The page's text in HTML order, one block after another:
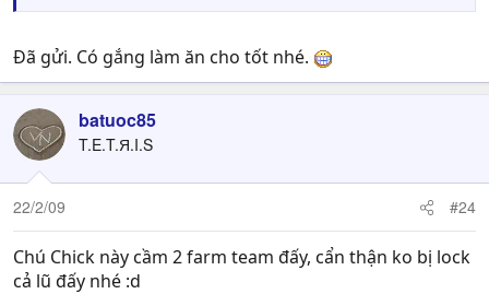
Đã gửi. Có gắng làm ăn cho tốt nhé.
batuoc85
T.E.T.Я.I.S
22/2/09 #24
Chú Chick này cầm 2 farm team đấy, cẩn thận ko bị lock
cả lũ đấy nhé :d